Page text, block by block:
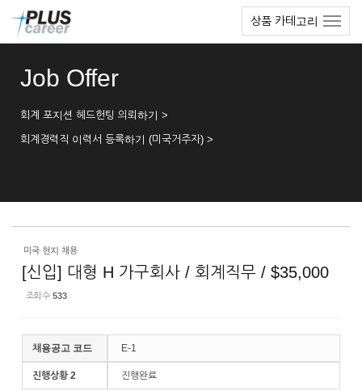
상품 카테고리
Job Offer
회계 포지션 헤드헌팅 의뢰하기 >
회계경력직 이력서 등록하기 (미국거주자) >
미국 현지 채용
[신입] 대형 H 가구회사 / 회계직무 / $35,000
조회 수 533
채용공고 코드 E-1
진행상황 2 진행완료